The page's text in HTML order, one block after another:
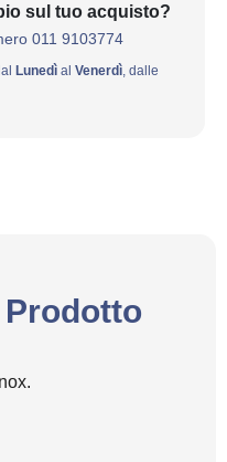
sul tuo acquisto?
011 9103774
Lunedì al Venerdì , dalle